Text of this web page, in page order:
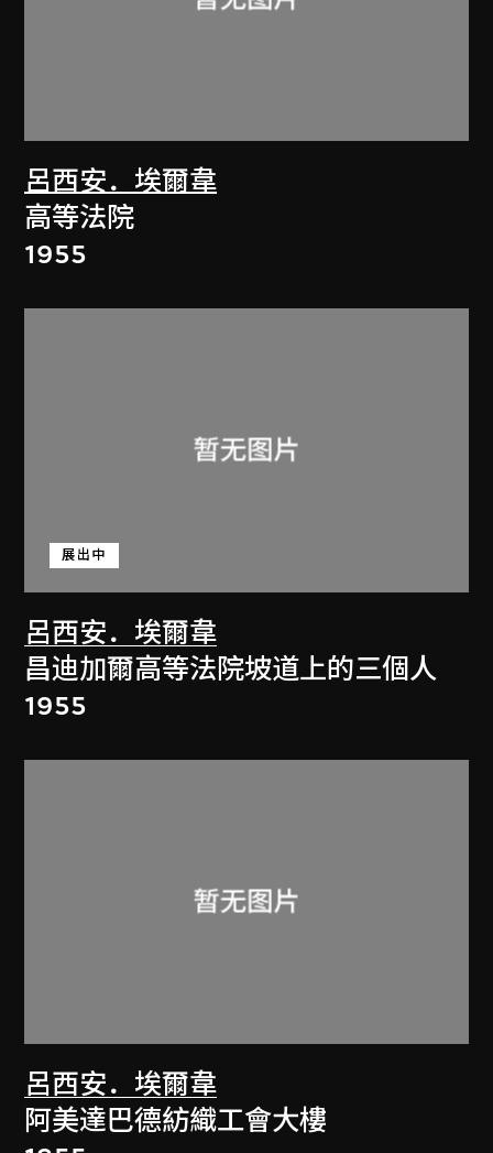
呂西安．埃爾韋
高等法院
1955
呂西安．埃爾韋
展出中
昌迪加爾高等法院坡道上的三個人
1955
呂西安．埃爾韋
阿美達巴德紡織工會大樓